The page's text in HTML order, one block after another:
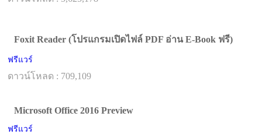
Foxit Reader (โปรแกรมเปิดไฟล์ PDF อ่าน E-Book ฟรี)
ฟรีแวร์
ดาวน์โหลด : 709,109
Microsoft Office 2016 Preview
ฟรีแวร์